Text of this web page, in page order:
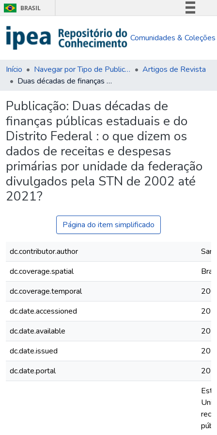
BRASIL
Comunica BR
Acesso à informação
Comunidades & Coleções
Início Navegar por Tipo de Publicação
Artigos de Revista
Duas décadas de finanças públicas estaduais e do Distrito Federal : o que dizem os dados de receitas e despesas primárias por unidade da federação divulgados pela STN de 2002 até 2021?
Publicação: Duas décadas de
finanças públicas estaduais e do
Distrito Federal : o que dizem os
dados de receitas e despesas
primárias por unidade da federação
divulgados pela STN de 2002 até
2021?
Página do item simplificado
dc.contributor.author
dc.coverage.spatial
dc.coverage.temporal
dc.date.accessioned
dc.date.available
dc.date.issued
dc.date.portal